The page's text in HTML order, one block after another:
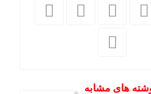
های مشابه